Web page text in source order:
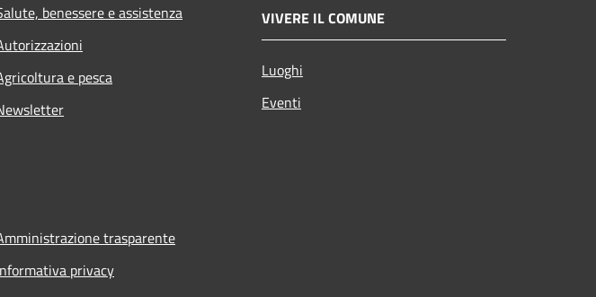
benessere e assistenza
e pesca
VIVERE IL COMUNE
Luoghi
Eventi
trasparente
privacy